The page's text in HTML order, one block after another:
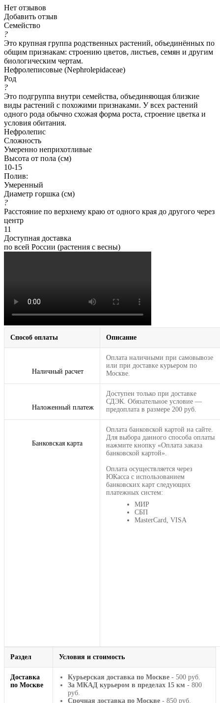
Нет отзывов
Добавить отзыв
Семейство
?
Это крупная группа родственных растений, объединённых по
общим признакам: строению цветов, листьев, семян и другим
биологическим чертам.
Нефролеписовые (Nephrolepidaceae)
Род
?
Это подгруппа внутри семейства, объединяющая близкие
виды растений с похожими признаками. У всех растений
одного рода обычно схожая форма роста, строение цветка и
условия обитания.
Нефролепис
Сложность
Умеренно неприхотливые
Высота от пола (см)
10-15
Полив:
Умеренный
Диаметр горшка (см)
?
Расстояние по верхнему краю от одного края до другого через
центр
11
Доступная доставка
по всей России (растения с весны)
Способ оплаты Описание
Наличный расчет
Оплата наличными при самовывозе
или при доставке курьером по
Москве.
Наложенный платеж
Доступен только при доставке
СДЭК. Обязательное условие —
предоплата в размере 200 руб.
Банковская карта
Оплата банковской картой на сайте.
Для выбора данного способа оплаты
нажмите кнопку «Оплата заказа
банковской картой».
Оплата осуществляется через
ЮКасса с использованием
банковских карт следующих
платежных систем:
МИР
СБП
MasterCard, VISA
Раздел Условия и стоимость
Доставка
по Москве
Курьерская доставка по Москве - 500 руб.
За МКАД курьером в пределах 15 км - 800
руб.
Срочная доставка по Москве - 850 руб.